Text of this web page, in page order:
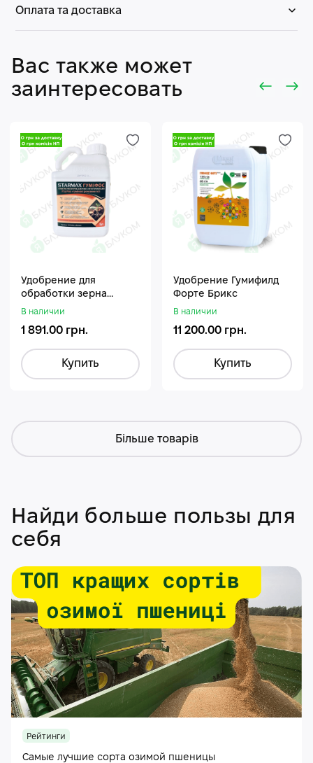
Оплата та доставка
Вас также может
заинтересовать
Удобрение для
обработки зерна
Стармакс Гумифос
В наличии
1 891.00 грн.
Купить
Удобрение Гумифилд
Форте Брикс
В наличии
11 200.00 грн.
Купить
Більше товарів
Найди больше пользы для
себя
Рейтинги
Самые лучшие сорта озимой пшеницы